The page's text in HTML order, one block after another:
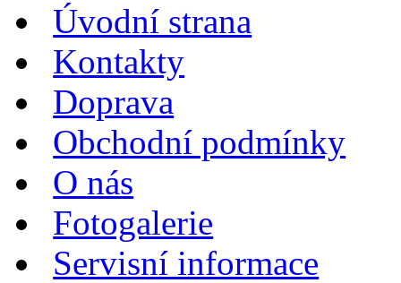
Úvodní strana
Kontakty
Doprava
Obchodní podmínky
O nás
Fotogalerie
Servisní informace